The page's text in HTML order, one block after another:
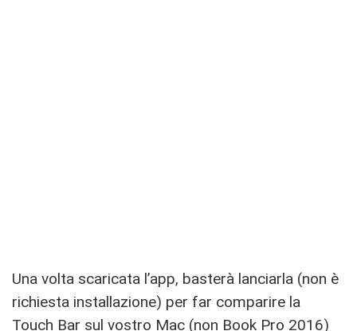
Una volta scaricata l’app, basterà lanciarla (non è
richiesta installazione) per far comparire la
Touch Bar sul vostro Mac (non Book Pro 2016)